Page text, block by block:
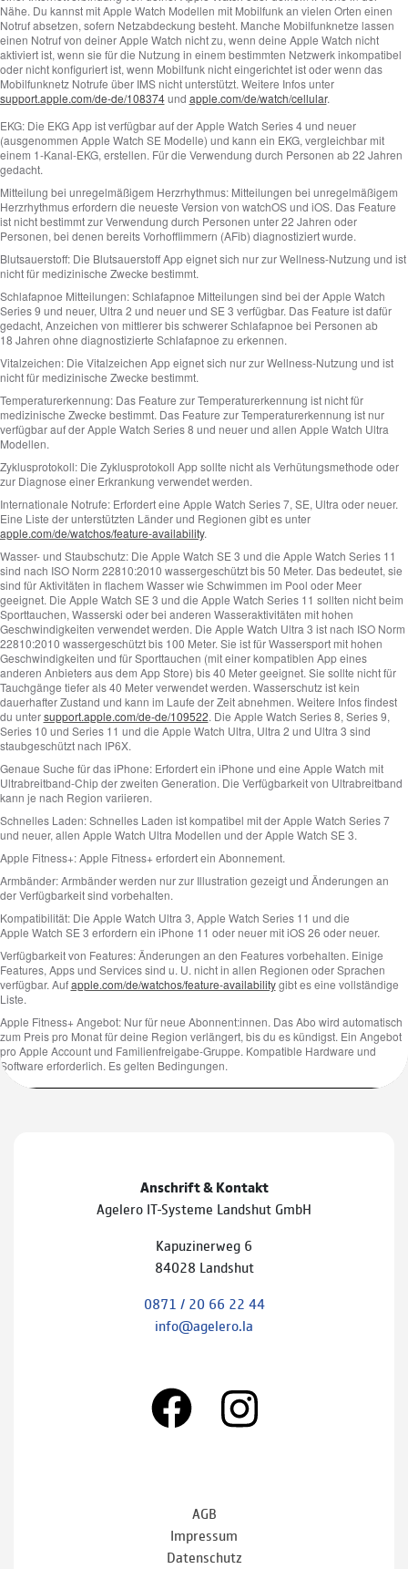
Anschrift & Kontakt
Agelero IT-Systeme Landshut GmbH
Kapuzinerweg 6
84028 Landshut
0871 / 20 66 22 44
info@agelero.la
AGB
Impressum
Datenschutz